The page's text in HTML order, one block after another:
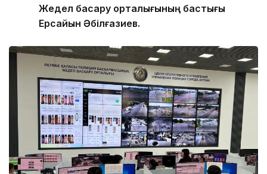
Жедел басқару орталығының бастығы
Ерсайын Әбілғазиев.